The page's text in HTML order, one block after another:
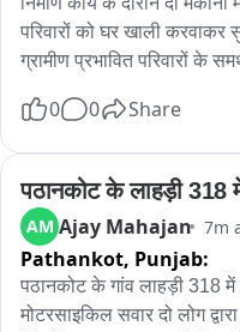
परिवारों को घर खाली करवाकर
ग्रामीण प्रभावित परिवारों के
कार्रवाई की मांग की। मौके पर
लोगों की सुरक्षा को देखते हुए
0 0 Share
पठानकोट के लाहड़ी 318
AM Ajay Mahajan 7m
Pathankot, Punjab:
पठानकोट के गांव लाहड़ी 318 में
मोटरसाइकिल सवार दो लोग